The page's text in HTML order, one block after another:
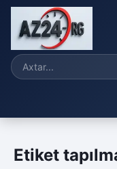
Etiket